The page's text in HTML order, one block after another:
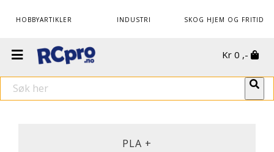
HOBBYARTIKLER INDUSTRI SKOG HJEM OG FRITID
Kr 0 ,-
PLA +